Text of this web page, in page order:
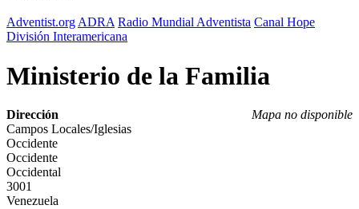
Adventist.org ADRA Radio Mundial Adventista Canal Hope
División Interamericana
Ministerio de la Familia
Mapa no disponible
Dirección
Campos Locales/Iglesias
Occidente
Occidente
Occidental
3001
Venezuela